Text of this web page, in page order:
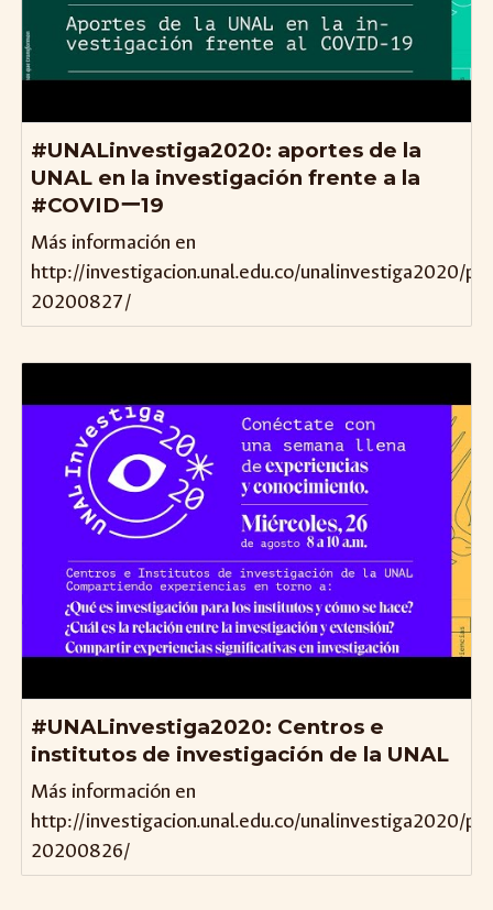
#UNALinvestiga2020: aportes de la
UNAL en la investigación frente a la
#COVIDー19
Más información en
http://investigacion.unal.edu.co/unalinvestiga2020/
20200827/
#UNALinvestiga2020: Centros e
institutos de investigación de la UNAL
Más información en
http://investigacion.unal.edu.co/unalinvestiga2020/
20200826/